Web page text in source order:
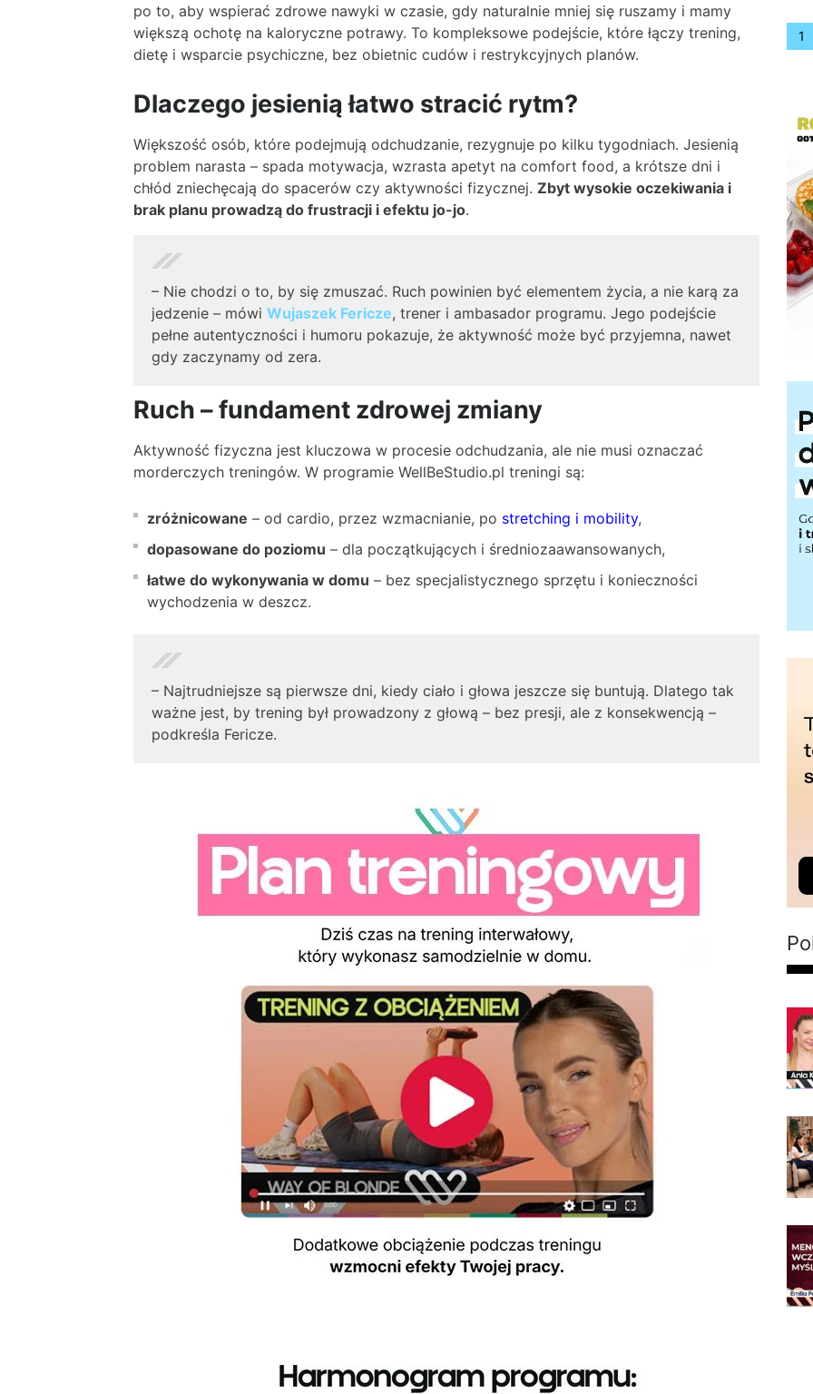
po to, aby wspierać zdrowe nawyki w czasie, gdy naturalnie mniej się ruszamy i mamy
większą ochotę na kaloryczne potrawy. To kompleksowe podejście, które łączy trening,
dietę i wsparcie psychiczne, bez obietnic cudów i restrykcyjnych planów.
Dlaczego jesienią łatwo stracić rytm?
Większość osób, które podejmują odchudzanie, rezygnuje po kilku tygodniach. Jesienią
problem narasta – spada motywacja, wzrasta apetyt na comfort food, a krótsze dni i
chłód zniechęcają do spacerów czy aktywności fizycznej. Zbyt wysokie oczekiwania i
brak planu prowadzą do frustracji i efektu jo-jo.
– Nie chodzi o to, by się zmuszać. Ruch powinien być elementem życia, a nie karą za
jedzenie – mówi Wujaszek Fericze, trener i ambasador programu. Jego podejście
pełne autentyczności i humoru pokazuje, że aktywność może być przyjemna, nawet
gdy zaczynamy od zera.
Ruch – fundament zdrowej zmiany
Aktywność fizyczna jest kluczowa w procesie odchudzania, ale nie musi oznaczać
morderczych treningów. W programie WellBeStudio.pl treningi są:
zróżnicowane – od cardio, przez wzmacnianie, po stretching i mobility,
dopasowane do poziomu – dla początkujących i średniozaawansowanych,
łatwe do wykonywania w domu – bez specjalistycznego sprzętu i konieczności
wychodzenia w deszcz.
– Najtrudniejsze są pierwsze dni, kiedy ciało i głowa jeszcze się buntują. Dlatego tak
ważne jest, by trening był prowadzony z głową – bez presji, ale z konsekwencją –
podkreśla Fericze.
1